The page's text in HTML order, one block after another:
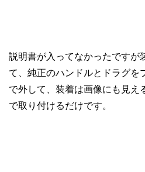
説明書が入ってなかったですが
て、純正のハンドルとドラグを
で外して、装着は画像にも見え
で取り付けるだけです。